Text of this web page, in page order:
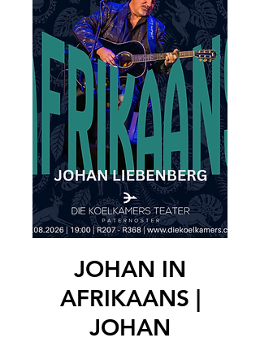
JOHAN IN
AFRIKAANS |
JOHAN